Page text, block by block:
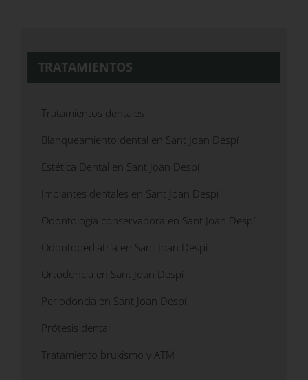
TRATAMIENTOS
Tratamientos dentales
Blanqueamiento dental en Sant Joan Despí
Estética Dental en Sant Joan Despí
Implantes dentales en Sant Joan Despí
Odontología conservadora en Sant Joan Despí
Odontopediatría en Sant Joan Despí
Ortodoncia en Sant Joan Despí
Periodoncia en Sant Joan Despí
Prótesis dental
Tratamiento bruxismo y ATM